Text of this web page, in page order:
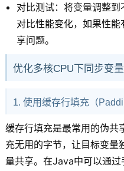
对比测试：将变量调整到
对比性能变化，如果性
享问题。
优化多核CPU下同步变
1. 使用缓存行填充（
缓存行填充是最常用的伪共
充无用的字节，让目标变量
量共享。在Java中可以通过